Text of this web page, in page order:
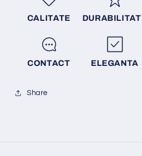
CALITATE
CONTACT ELEGANTA
Share